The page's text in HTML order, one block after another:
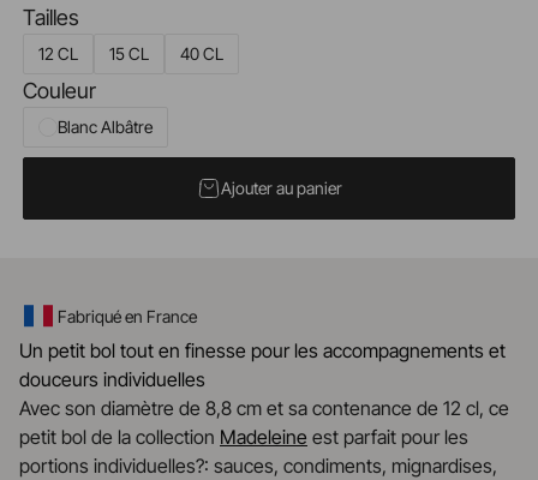
Tailles
12 CL 15 CL 40 CL
Couleur
Blanc Albâtre
Ajouter au panier
Fabriqué en France
Un petit bol tout en finesse pour les accompagnements et
douceurs individuelles
Avec son diamètre de 8,8 cm et sa contenance de 12 cl, ce
petit bol de la collection Madeleine est parfait pour les
portions individuelles?: sauces, condiments, mignardises,